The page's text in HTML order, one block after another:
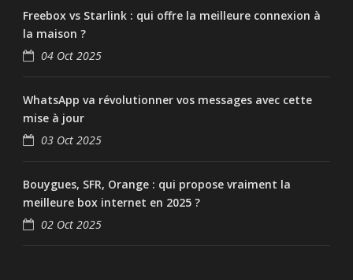
Freebox vs Starlink : qui offre la meilleure connexion à
la maison ?
04 Oct 2025
WhatsApp va révolutionner vos messages avec cette
mise à jour
03 Oct 2025
Bouygues, SFR, Orange : qui propose vraiment la
meilleure box internet en 2025 ?
02 Oct 2025